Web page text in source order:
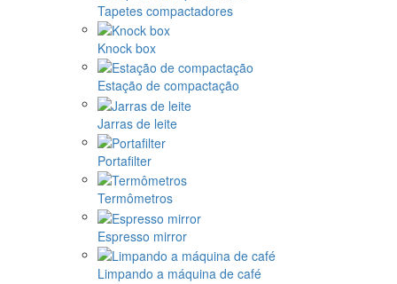
Tapetes compactadores
Knock box
Estação de compactação
Jarras de leite
Portafilter
Termômetros
Espresso mirror
Limpando a máquina de café